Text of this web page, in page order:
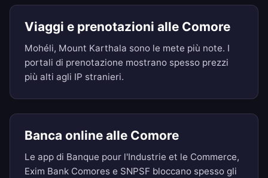
Viaggi e prenotazioni alle Comore
Mohéli, Mount Karthala sono le mete più note. I
portali di prenotazione mostrano spesso prezzi
più alti agli IP stranieri.
Banca online alle Comore
Le app di Banque pour l'Industrie et le Commerce,
Exim Bank Comores e SNPSF bloccano spesso gli